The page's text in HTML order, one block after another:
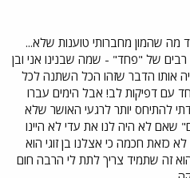
מה שהמון מחברותי טוענות שלא...
רבים של "פחד" - שמה שבנינו אני ובן
אותו הדבר שזהו הכל השתנה לכל
עם דפיקות לב! אבל הימים עברו
להתיחס יותר לרגעי האושר שלא
שאם לא היה לנו את עדי לא היינו
כזאת חכמה כי אצלנו בן זוגי הוא
זה שתמיד צריך לתת לי הרבה חום